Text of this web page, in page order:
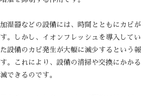
湿器などの設備には、時間とともにカビが
。しかし、イオンフレッシュを導入してい
設備のカビ発生が大幅に減少するという報
。これにより、設備の清掃や交換にかかる
できるのです。